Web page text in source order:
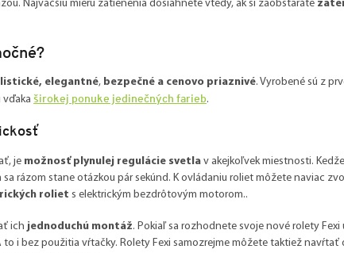
Najväčšiu mieru zatienenia dosiahnete vtedy, ak si zaobstaráte
elegantné, bezpečné a cenovo priaznivé. Vyrobené sú z
vďaka širokej ponuke jedinečných farieb.
je možnosť plynulej regulácie svetla v akejkoľvek miestnosti.
sa rázom stane otázkou pár sekúnd. K ovládaniu roliet môžete naviac
roliet s elektrickým bezdrôtovým motorom..
ich jednoduchú montáž. Pokiaľ sa rozhodnete svoje nové rolety
i bez použitia vŕtačky. Rolety Fexi samozrejme môžete taktiež navŕtať